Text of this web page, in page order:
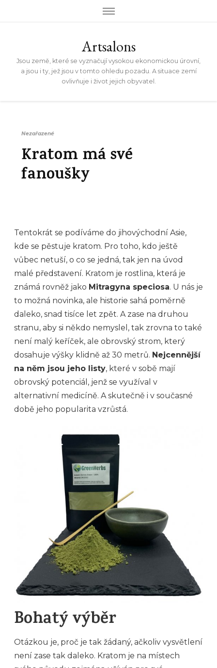
Artsalons
Jsou země, které se vyznačují vysokou ekonomickou úrovní,
a jsou i ty, jež jsou v tomto ohledu pozadu. A situace zemí
ovlivňuje i život jejich obyvatel.
Nezařazené
Kratom má své
fanoušky
Tentokrát se podíváme do jihovýchodní Asie,
kde se pěstuje kratom. Pro toho, kdo ještě
vůbec netuší, o co se jedná, tak jen na úvod
malé představení. Kratom je rostlina, která je
známá rovněž jako Mitragyna speciosa. U nás je
to možná novinka, ale historie sahá poměrně
daleko, snad tisíce let zpět. A zase na druhou
stranu, aby si někdo nemyslel, tak zrovna to také
není malý keříček, ale obrovský strom, který
dosahuje výšky klidně až 30 metrů. Nejcennější
na něm jsou jeho listy, které v sobě mají
obrovský potenciál, jenž se využíval v
alternativní medicíně. A skutečně i v současné
době jeho popularita vzrůstá.
Bohatý výběr
Otázkou je, proč je tak žádaný, ačkoliv vysvětlení
není zase tak daleko. Kratom je na místech